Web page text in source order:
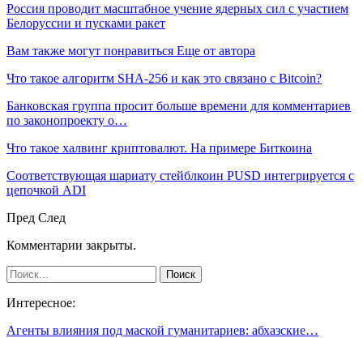
Россия проводит масштабное учение ядерных сил с участием
Белоруссии и пусками ракет
Вам также могут понравиться Еще от автора
Что такое алгоритм SHA-256 и как это связано с Bitcoin?
Банковская группа просит больше времени для комментариев
по законопроекту о…
Что такое халвинг криптовалют. На примере Биткоина
Соответствующая шариату стейблкоин PUSD интегрируется с
цепочкой ADI
Пред След
Комментарии закрыты.
Интересное:
Агенты влияния под маской гуманитариев: абхазские…